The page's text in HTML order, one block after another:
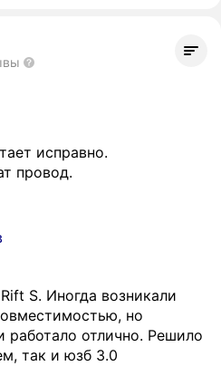
исправно.
провод.
S. Иногда возникали
но
отлично. Решило
так и юзб 3.0